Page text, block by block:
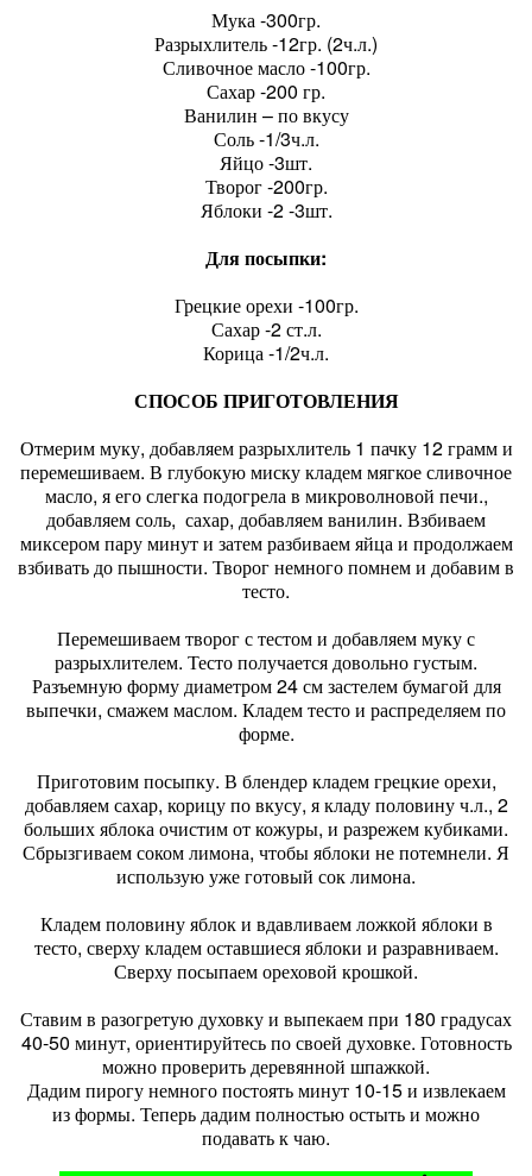
Мука -300гр.
Разрыхлитель -12гр. (2ч.л.)
Сливочное масло -100гр.
Сахар -200 гр.
Ванилин – по вкусу
Соль -1/3ч.л.
Яйцо -3шт.
Творог -200гр.
Яблоки -2 -3шт.
Для посыпки:
Грецкие орехи -100гр.
Сахар -2 ст.л.
Корица -1/2ч.л.
СПОСОБ ПРИГОТОВЛЕНИЯ
Отмерим муку, добавляем разрыхлитель 1 пачку 12 грамм и
перемешиваем. В глубокую миску кладем мягкое сливочное
масло, я его слегка подогрела в микроволновой печи.,
добавляем соль, сахар, добавляем ванилин. Взбиваем
миксером пару минут и затем разбиваем яйца и продолжаем
взбивать до пышности. Творог немного помнем и добавим в
тесто.
Перемешиваем творог с тестом и добавляем муку с
разрыхлителем. Тесто получается довольно густым.
Разъемную форму диаметром 24 см застелем бумагой для
выпечки, смажем маслом. Кладем тесто и распределяем по
форме.
Приготовим посыпку. В блендер кладем грецкие орехи,
добавляем сахар, корицу по вкусу, я кладу половину ч.л., 2
больших яблока очистим от кожуры, и разрежем кубиками.
Сбрызгиваем соком лимона, чтобы яблоки не потемнели. Я
использую уже готовый сок лимона.
Кладем половину яблок и вдавливаем ложкой яблоки в
тесто, сверху кладем оставшиеся яблоки и разравниваем.
Сверху посыпаем ореховой крошкой.
Ставим в разогретую духовку и выпекаем при 180 градусах
40-50 минут, ориентируйтесь по своей духовке. Готовность
можно проверить деревянной шпажкой.
Дадим пирогу немного постоять минут 10-15 и извлекаем
из формы. Теперь дадим полностью остыть и можно
подавать к чаю.